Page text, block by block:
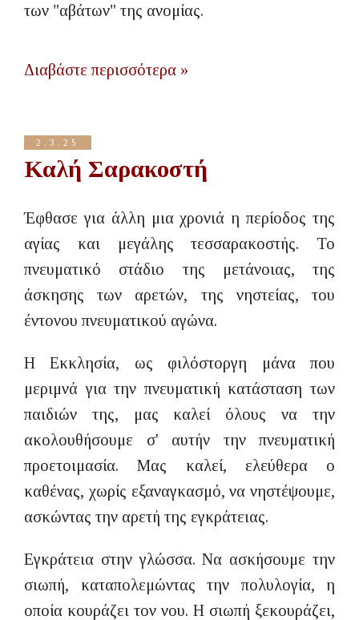
των "αβάτων" της ανομίας.
Διαβάστε περισσότερα »
2.3.25
Καλή Σαρακοστή
Έφθασε για άλλη μια χρονιά η περίοδος της
αγίας και μεγάλης τεσσαρακοστής. Το
πνευματικό στάδιο της μετάνοιας, της
άσκησης των αρετών, της νηστείας, του
έντονου πνευματικού αγώνα.
Η Εκκλησία, ως φιλόστοργη μάνα που
μεριμνά για την πνευματική κατάσταση των
παιδιών της, μας καλεί όλους να την
ακολουθήσουμε σ' αυτήν την πνευματική
προετοιμασία. Μας καλεί, ελεύθερα ο
καθένας, χωρίς εξαναγκασμό, να νηστέψουμε,
ασκώντας την αρετή της εγκράτειας.
Εγκράτεια στην γλώσσα. Να ασκήσουμε την
σιωπή, καταπολεμώντας την πολυλογία, η
οποία κουράζει τον νου. Η σιωπή ξεκουράζει,